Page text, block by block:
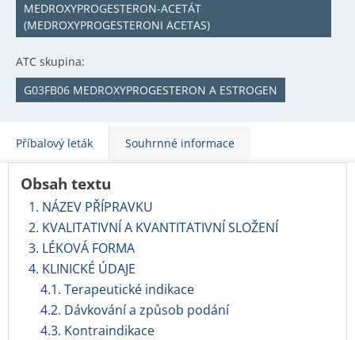
MEDROXYPROGESTERON-ACETÁT
(MEDROXYPROGESTERONI ACETAS)
ATC skupina:
G03FB06 MEDROXYPROGESTERON A ESTROGEN
Příbalový leták Souhrnné informace
Obsah textu
1. NÁZEV PŘÍPRAVKU
2. KVALITATIVNÍ A KVANTITATIVNÍ SLOŽENÍ
3. LÉKOVÁ FORMA
4. KLINICKÉ ÚDAJE
4.1. Terapeutické indikace
4.2. Dávkování a způsob podání
4.3. Kontraindikace